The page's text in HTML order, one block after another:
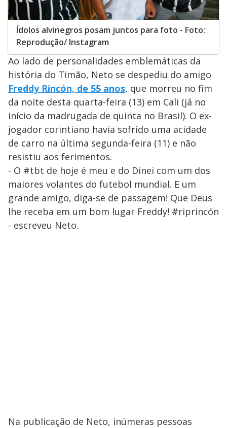
Ídolos alvinegros posam juntos para foto - Foto:
Reprodução/ Instagram
Ao lado de personalidades emblemáticas da
história do Timão, Neto se despediu do amigo
Freddy Rincón, de 55 anos, que morreu no fim
da noite desta quarta-feira (13) em Cali (já no
início da madrugada de quinta no Brasil). O ex-
jogador corintiano havia sofrido uma acidade
de carro na última segunda-feira (11) e não
resistiu aos ferimentos.
- O #tbt de hoje é meu e do Dinei com um dos
maiores volantes do futebol mundial. E um
grande amigo, diga-se de passagem! Que Deus
lhe receba em um bom lugar Freddy! #riprincón
- escreveu Neto.
Na publicação de Neto, inúmeras pessoas